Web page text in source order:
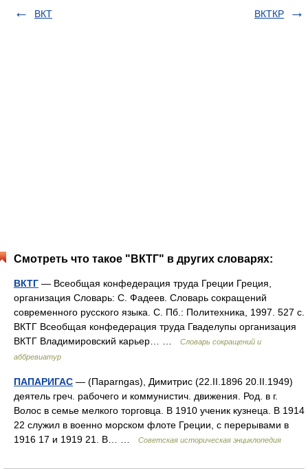
ВКТ
ВКТКР
Смотреть что такое "ВКТГ" в других словарях:
ВКТГ — Всеобщая конфедерация труда Греции Греция,
организация Словарь: С. Фадеев. Словарь сокращений
современного русского языка. С. Пб.: Политехника, 1997. 527 с.
ВКТГ Всеобщая конфедерация труда Гваделупы организация
ВКТГ Владимировский карьер… …
Словарь сокращений и
аббревиатур
ПАПАРИГАС — (Пaparngas), Димитрис (22.II.1896 20.II.1949)
деятель греч. рабочего и коммунистич. движения. Род. в г.
Волос в семье мелкого торговца. В 1910 ученик кузнеца. В 1914
22 служил в военно морском флоте Греции, с перерывами в
1916 17 и 1919 21. В… …
Советская историческая энциклопедия